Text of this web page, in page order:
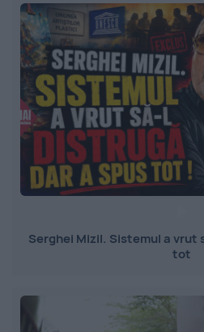
Serghei Mizil. Sistemul a vrut
tot